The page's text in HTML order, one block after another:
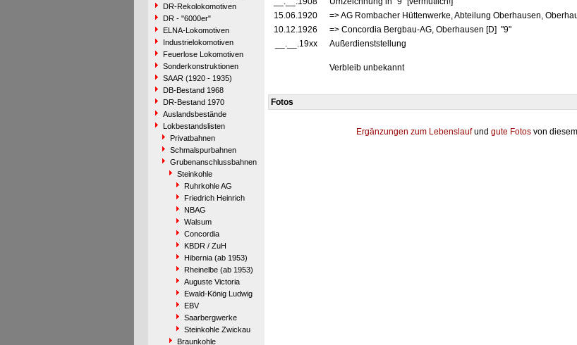
DR-Rekolokomotiven
DR - "6000er"
ELNA-Lokomotiven
Industrielokomotiven
Feuerlose Lokomotiven
Sonderkonstruktionen
SAAR (1920 - 1935)
DB-Bestand 1968
DR-Bestand 1970
Auslandsbestände
Lokbestandslisten
Privatbahnen
Schmalspurbahnen
Grubenanschlussbahnen
Steinkohle
Ruhrkohle AG
Friedrich Heinrich
NBAG
Walsum
Concordia
KBDR / ZuH
Hibernia (ab 1953)
Rheinelbe (ab 1953)
Auguste Victoria
Ewald-König Ludwig
EBV
Saarbergwerke
Steinkohle Zwickau
Braunkohle
15.06.1920
=> AG Rombacher Hüttenwerke, Abteilung Oberhausen,
10.12.1926
=> Concordia Bergbau-AG, Oberhausen [D] "9"
__.__.19xx
Außerdienststellung
Verbleib unbekannt
Fotos
Ergänzungen zum Lebenslaufund gute Fotos von